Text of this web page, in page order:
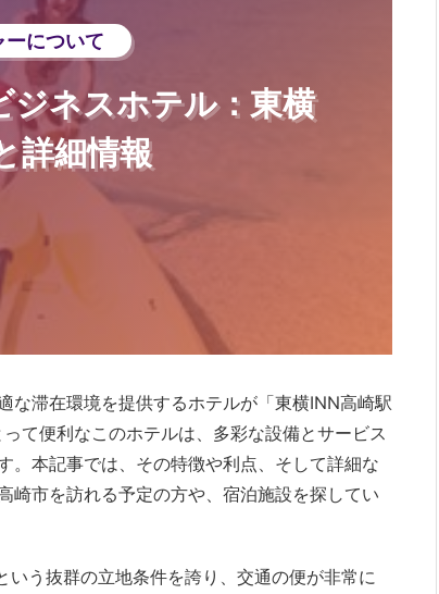
ーについて
ジネスホテル：東横
詳細情報
な滞在環境を提供するホテルが「東横INN高崎駅
て便利なこのホテルは、多彩な設備とサービス
。本記事では、その特徴や利点、そして詳細な
崎市を訪れる予定の方や、宿泊施設を探してい
う抜群の立地条件を誇り、交通の便が非常に